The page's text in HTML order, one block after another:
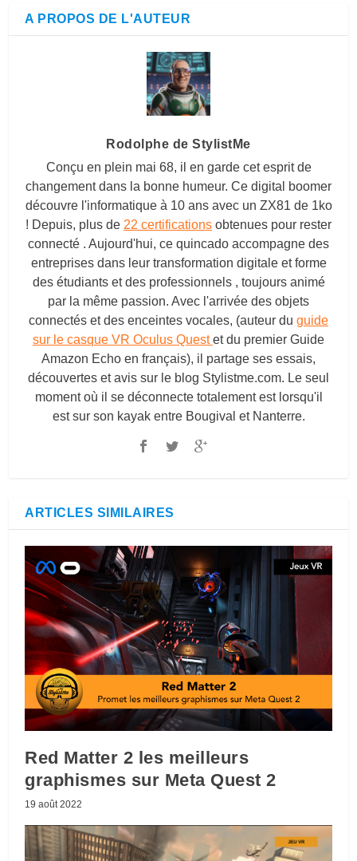
A PROPOS DE L'AUTEUR
Rodolphe de StylistMe
Conçu en plein mai 68, il en garde cet esprit de
changement dans la bonne humeur. Ce digital boomer
découvre l'informatique à 10 ans avec un ZX81 de 1ko
! Depuis, plus de 22 certifications obtenues pour rester
connecté . Aujourd'hui, ce quincado accompagne des
entreprises dans leur transformation digitale et forme
des étudiants et des professionnels , toujours animé
par la même passion. Avec l'arrivée des objets
connectés et des enceintes vocales, (auteur du guide
sur le casque VR Oculus Questet du premier Guide
Amazon Echo en français), il partage ses essais,
découvertes et avis sur le blog Stylistme.com. Le seul
moment où il se déconnecte totalement est lorsqu'il
est sur son kayak entre Bougival et Nanterre.
ARTICLES SIMILAIRES
Red Matter 2 les meilleurs
graphismes sur Meta Quest 2
19 août 2022